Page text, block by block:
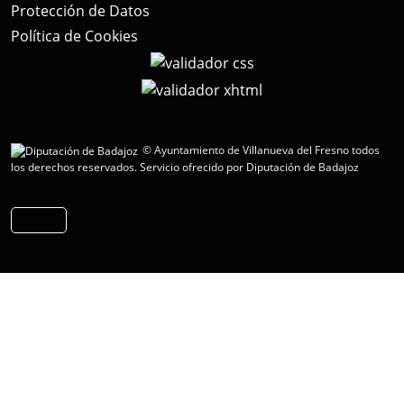
Protección de Datos
Política de Cookies
© Ayuntamiento de Villanueva del Fresno todos
los derechos reservados.Servicio ofrecido por Diputación de Badajoz